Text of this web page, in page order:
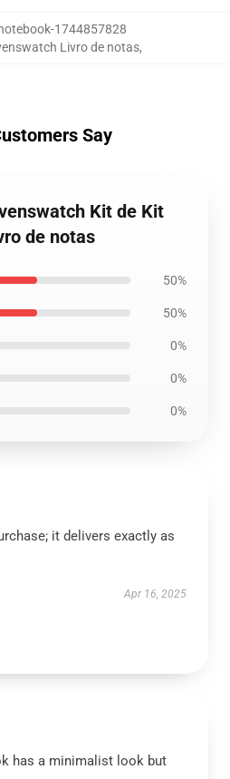
1744857828
Livro de notas,
Say
Kit de Kit
de notas
50%
50%
0%
0%
0%
it delivers exactly as
Apr 16, 2025
has a minimalist look but